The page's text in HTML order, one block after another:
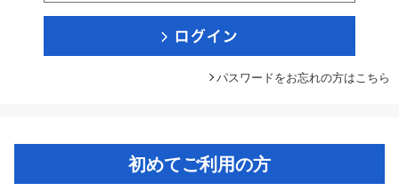
パスワードをお忘れの方はこちら
初めてご利用の方